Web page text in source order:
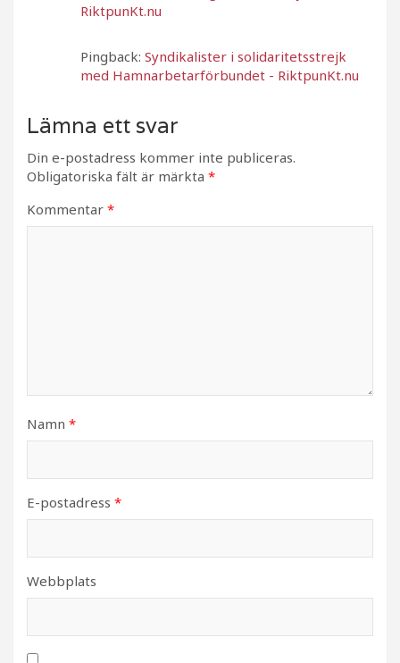
RiktpunKt.nu
Pingback: Syndikalister i solidaritetsstrejk
med Hamnarbetarförbundet - RiktpunKt.nu
Lämna ett svar
Din e-postadress kommer inte publiceras.
Obligatoriska fält är märkta *
Kommentar *
Namn *
E-postadress *
Webbplats